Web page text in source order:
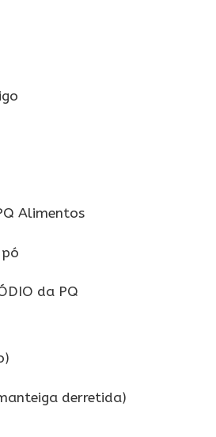
Alimentos
da PQ
derretida)